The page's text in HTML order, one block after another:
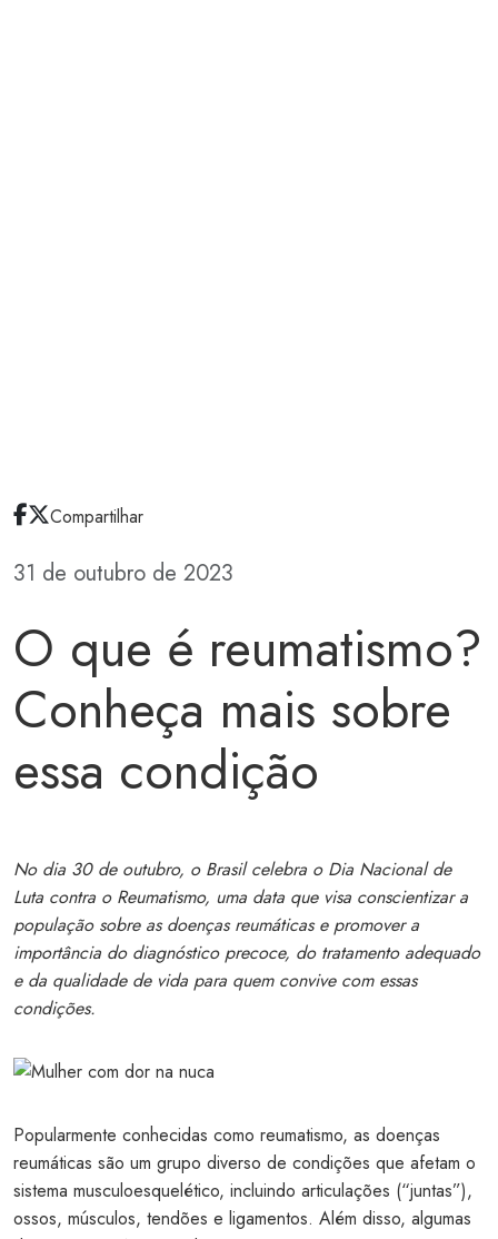
Compartilhar
31 de outubro de 2023
O que é reumatismo?
Conheça mais sobre
essa condição
No dia 30 de outubro, o Brasil celebra o Dia Nacional de
Luta contra o Reumatismo, uma data que visa conscientizar a
população sobre as doenças reumáticas e promover a
importância do diagnóstico precoce, do tratamento adequado
e da qualidade de vida para quem convive com essas
condições.
Popularmente conhecidas como reumatismo, as doenças
reumáticas são um grupo diverso de condições que afetam o
sistema musculoesquelético, incluindo articulações (“juntas”),
ossos, músculos, tendões e ligamentos. Além disso, algumas